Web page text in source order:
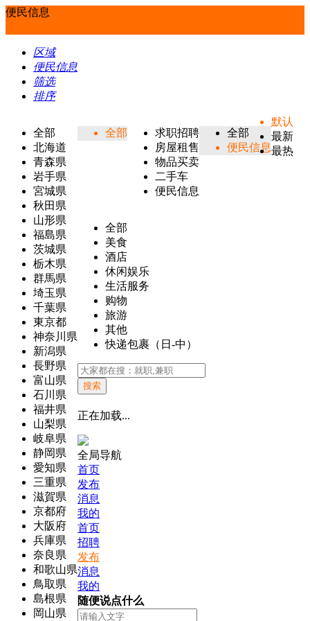
便民信息
区域
便民信息
筛选
排序
全部
北海道
青森県
岩手県
宮城県
秋田県
山形県
福島県
茨城県
栃木県
群馬県
埼玉県
千葉県
東京都
神奈川県
新潟県
長野県
富山県
石川県
福井県
山梨県
岐阜県
静岡県
愛知県
三重県
滋賀県
京都府
大阪府
兵庫県
奈良県
和歌山県
鳥取県
島根県
岡山県
全部
求职招聘
房屋租售
物品买卖
二手车
便民信息
全部
便民信息
全部
美食
酒店
休闲娱乐
生活服务
购物
旅游
其他
快递包裹（日-中）
默认
最新
最热
搜索
正在加载...
全局导航
首页
发布
消息
我的
首页
招聘
发布
消息
我的
随便说点什么